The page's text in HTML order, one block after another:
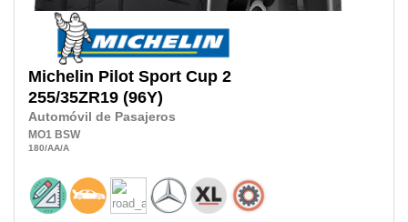
Michelin Pilot Sport Cup 2
255/35ZR19 (96Y)
Automóvil de Pasajeros
MO1 BSW
180/AA/A